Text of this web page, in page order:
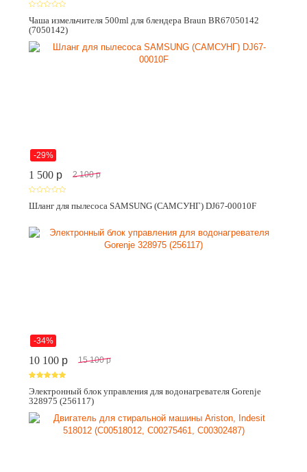
Чаша измельчителя 500ml для блендера Braun BR67050142
(7050142)
-29%
1 500 p 2 100 p
Шланг для пылесоса SAMSUNG (САМСУНГ) DJ67-00010F
-34%
10 100 p 15 100 p
Электронный блок управления для водонагревателя Gorenje
328975 (256117)